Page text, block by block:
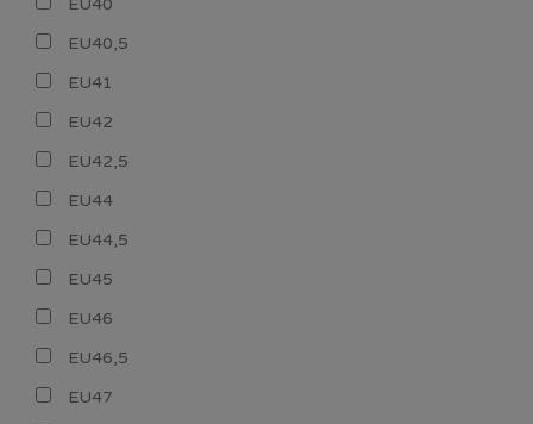
EU40,5
EU41
EU42
EU42,5
EU44
EU44,5
EU45
EU46
EU46,5
EU47